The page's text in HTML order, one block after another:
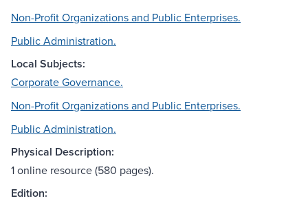
Non-Profit Organizations and Public Enterprises.
Public Administration.
Local Subjects:
Corporate Governance.
Non-Profit Organizations and Public Enterprises.
Public Administration.
Physical Description:
1 online resource (580 pages).
Edition: